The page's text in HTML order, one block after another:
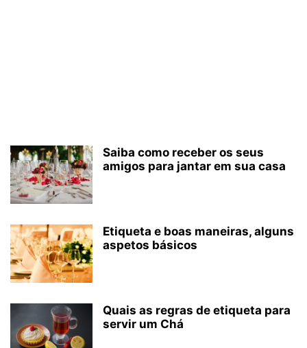
Saiba como receber os seus
amigos para jantar em sua casa
Etiqueta e boas maneiras, alguns
aspetos básicos
Quais as regras de etiqueta para
servir um Chá